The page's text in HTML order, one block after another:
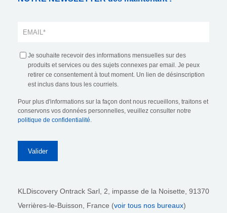
Je souhaite recevoir des informations mensuelles sur des
produits et services ou des sujets connexes par email. Je peux
retirer ce consentement à tout moment. Un lien de désinscription
est inclus dans tous les courriels.
Pour plus d'informations sur la façon dont nous recueillons, traitons et
conservons vos données personnelles, veuillez consulter notre
politique de confidentialité.
KLDiscovery Ontrack Sarl, 2, impasse de la Noisette, 91370
Verrières-le-Buisson, France (voir tous nos bureaux)